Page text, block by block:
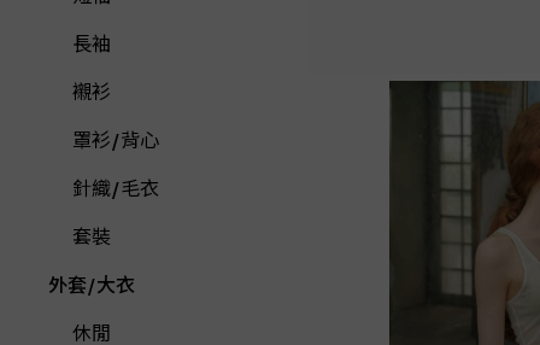
長袖
襯衫
罩衫/背心
針織/毛衣
套裝
外套/大衣
休閒